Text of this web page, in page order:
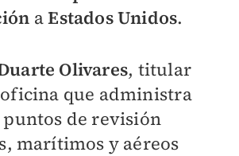
aEstados Unidos.
Olivares, titular
que administra
puntos de revisión
marítimos y aéreos